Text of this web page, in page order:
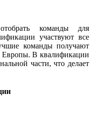
команды для
участвуют все
команды получают
Европы. В квалификации
части, что делает